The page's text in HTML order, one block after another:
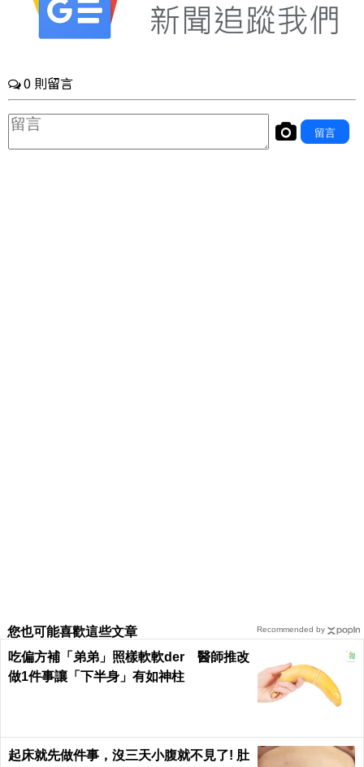
您也可能喜歡這些文章
吃偏方補「弟弟」照樣軟軟der 醫師推改
做1件事讓「下半身」有如神柱
起床就先做件事，沒三天小腹就不見了! 肚
Recommended by